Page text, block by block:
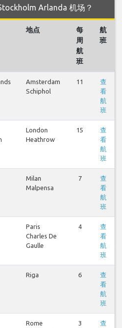
Arlanda 机场？
地点
每
周
航
班
航
班
Amsterdam
Schiphol
11
查
看
航
班
London
Heathrow
15
查
看
航
班
Milan
Malpensa
7
查
看
航
班
Paris
Charles De
Gaulle
4
查
看
航
班
Riga 6
查
看
航
班
Rome
3
查